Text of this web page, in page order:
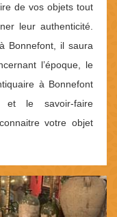
de vos objets tout
leur authenticité.
Bonnefont, il saura
l’époque, le
à Bonnefont
et le savoir-faire
votre objet